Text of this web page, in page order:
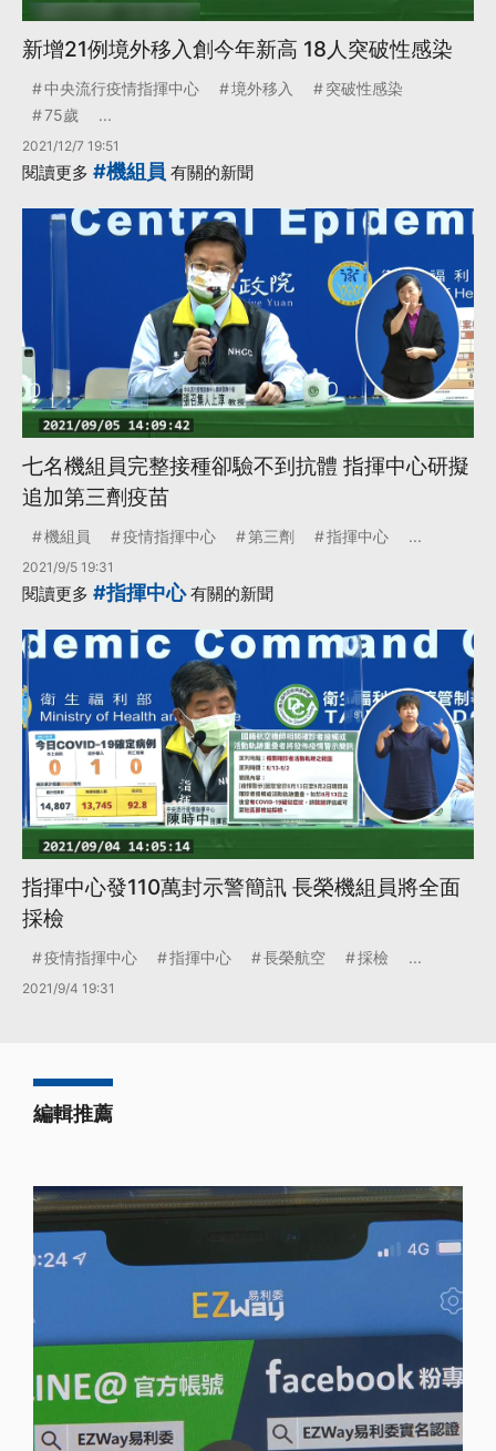
新增21例境外移入創今年新高 18人突破性感染
中央流行疫情指揮中心 境外移入
突破性感染
75歲
...
2021/12/7 19:51
閱讀更多 #機組員 有關的新聞
七名機組員完整接種卻驗不到抗體 指揮中心研擬
追加第三劑疫苗
機組員 疫情指揮中心 第三劑 指揮中心 ...
2021/9/5 19:31
閱讀更多 #指揮中心有關的新聞
指揮中心發110萬封示警簡訊 長榮機組員將全面
採檢
疫情指揮中心 指揮中心 長榮航空 採檢 ...
2021/9/4 19:31
編輯推薦